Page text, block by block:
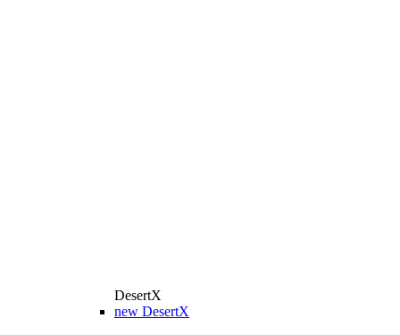
DesertX
new DesertX